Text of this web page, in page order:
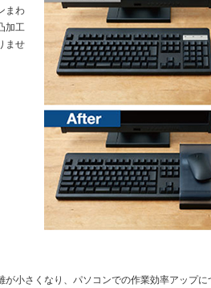
まわ
加工
ませ
小さくなり、パソコンでの作業効率アップ